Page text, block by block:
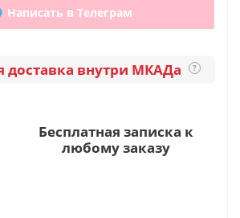
Написать в Телеграм
доставка внутри МКАДа ?
Бесплатная записка к
любому заказу